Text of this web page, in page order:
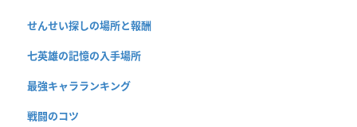
せんせい探しの場所と報酬
七英雄の記憶の入手場所
最強キャラランキング
戦闘のコツ